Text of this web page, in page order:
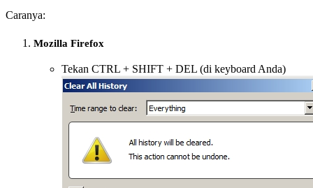
Caranya:
Mozilla Firefox
Tekan CTRL + SHIFT + DEL (di keyboard Anda)